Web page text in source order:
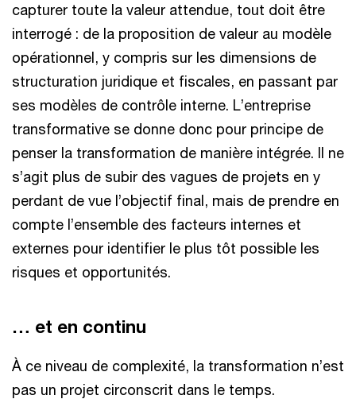
capturer toute la valeur attendue, tout doit être
interrogé : de la proposition de valeur au modèle
opérationnel, y compris sur les dimensions de
structuration juridique et fiscales, en passant par
ses modèles de contrôle interne. L’entreprise
transformative se donne donc pour principe de
penser la transformation de manière intégrée. Il ne
s’agit plus de subir des vagues de projets en y
perdant de vue l’objectif final, mais de prendre en
compte l’ensemble des facteurs internes et
externes pour identifier le plus tôt possible les
risques et opportunités.
… et en continu
À ce niveau de complexité, la transformation n’est
pas un projet circonscrit dans le temps.